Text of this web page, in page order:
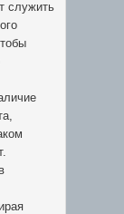
служить